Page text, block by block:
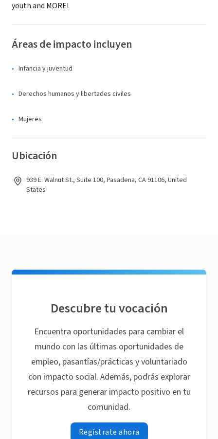
youth and MORE!
Áreas de impacto incluyen
Infancia y juventud
Derechos humanos y libertades civiles
Mujeres
Ubicación
939 E. Walnut St., Suite 100, Pasadena, CA 91106, United
States
Descubre tu vocación
Encuentra oportunidades para cambiar el
mundo con las últimas oportunidades de
empleo, pasantías/prácticas y voluntariado
con impacto social. Además, podrás explorar
recursos para generar impacto positivo en tu
comunidad.
Regístrate ahora